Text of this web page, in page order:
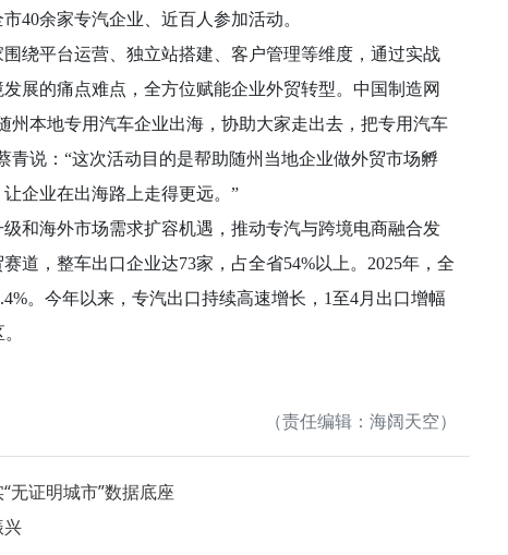
40余家专汽企业、近百人参加活动。
平台运营、独立站搭建、客户管理等维度，通过实战
展的痛点难点，全方位赋能企业外贸转型。中国制造网
州本地专用汽车企业出海，协助大家走出去，把专用汽车
青说：“这次活动目的是帮助随州当地企业做外贸市场孵
企业在出海路上走得更远。”
海外市场需求扩容机遇，推动专汽与跨境电商融合发
道，整车出口企业达73家，占全省54%以上。2025年，全
。今年以来，专汽出口持续高速增长，1至4月出口增幅
（责任编辑：海阔天空）
无证明城市”数据底座
兴